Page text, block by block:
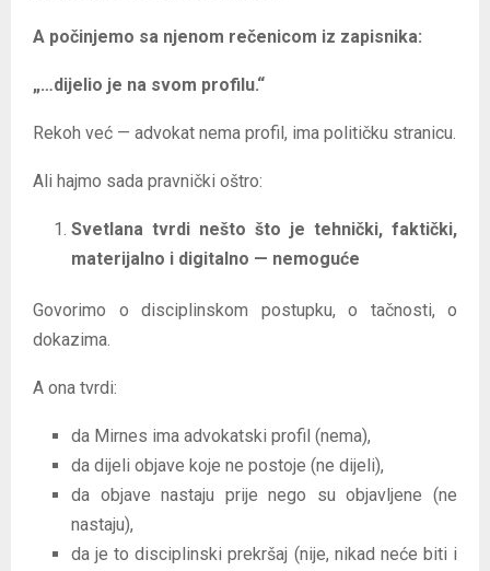
A počinjemo sa njenom rečenicom iz zapisnika:
„…dijelio je na svom profilu.“
Rekoh već — advokat nema profil, ima političku stranicu.
Ali hajmo sada pravnički oštro:
Svetlana tvrdi nešto što je tehnički, faktički,
materijalno i digitalno — nemoguće
Govorimo o disciplinskom postupku, o tačnosti, o
dokazima.
A ona tvrdi:
da Mirnes ima advokatski profil (nema),
da dijeli objave koje ne postoje (ne dijeli),
da objave nastaju prije nego su objavljene (ne
nastaju),
da je to disciplinski prekršaj (nije, nikad neće biti i